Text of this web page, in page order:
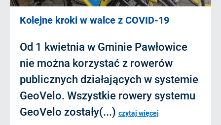
Kolejne kroki w walce z COVID-19
Od 1 kwietnia w Gminie Pawłowice
nie można korzystać z rowerów
publicznych działających w systemie
GeoVelo. Wszystkie rowery systemu
GeoVelo zostały(...) czytaj więcej